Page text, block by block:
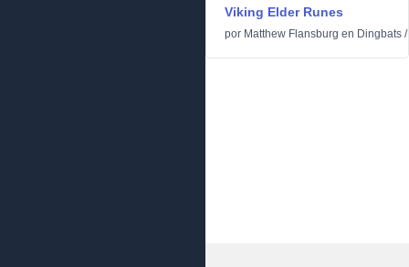
Viking Elder Runes
por Matthew Flansburg en Dingbats /